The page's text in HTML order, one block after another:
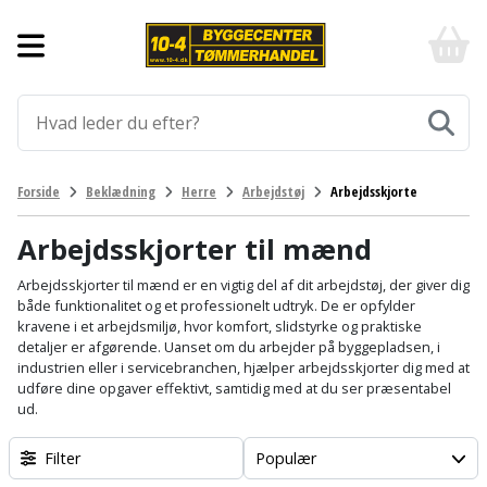
Aluprofiler
Armering
Befæstigelse
Bordplade
Byggeplader
Bygningsbeslag
Gulve
Fliser
og
klinker
Gulvtilbehør
Gulvunderlag
Gulvvarme
Laminatgulv
Værktøj
Afmærkning
Arbejdsbuk
Arbejdsvogn
Bærehåndtag
Båndstrammer
og
Elværktøj
Afkortersav
Afstandsmåler
Arbejdsbord
Arbejdslamper
og
Havemaskiner
Brændekløver
Buskrydder
Dykpumpe
Hus,
have
og
Affaldssortering
Maling
-
billigt
og
Klik
byg
Forside Beklædning Herre Arbejdstøj Arbejdsskjorte
Arbejdsskjorter til mænd
Arbejdsskjorter til mænd er en vigtig del af dit arbejdstøj, der giver dig
både funktionalitet og et professionelt udtryk. De er opfylder
kravene i et arbejdsmiljø, hvor komfort, slidstyrke og praktiske
detaljer er afgørende. Uanset om du arbejder på byggepladsen, i
industrien eller i servicebranchen, hjælper arbejdsskjorter dig med at
udføre dine opgaver effektivt, samtidig med at du ser præsentabel
ud.
Filter Populær